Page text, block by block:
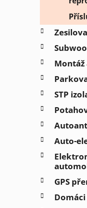
STP
Auto-
GPS